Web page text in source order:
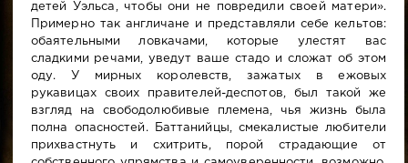
детей Уэльса, чтобы они не повредили своей матери».
Примерно так англичане и представляли себе кельтов:
обаятельными ловкачами, которые улестят вас
сладкими речами, уведут ваше стадо и сложат об этом
оду. У мирных королевств, зажатых в ежовых
рукавицах своих правителей-деспотов, был такой же
взгляд на свободолюбивые племена, чья жизнь была
полна опасностей. Баттанийцы, смекалистые любители
прихвастнуть и схитрить, порой страдающие от